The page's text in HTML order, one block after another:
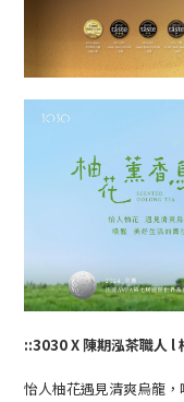
::3030 X 陳期泓茶職人 l
怡人柚花遇見清爽烏龍，